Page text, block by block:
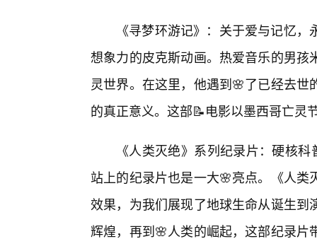
《寻梦环游记》：关于爱与记忆
想象力的皮克斯动画。热爱音乐的男
灵世界。在这里，他遇到🌸了已经去
的真正意义。这部📝电影以墨西哥亡
《人类灭绝》系列纪录片：硬核
站上的纪录片也是一大🌸亮点。《人
效果，为我们展现了地球生命从诞生
辉煌，再到🌸人类的崛起，这部纪录